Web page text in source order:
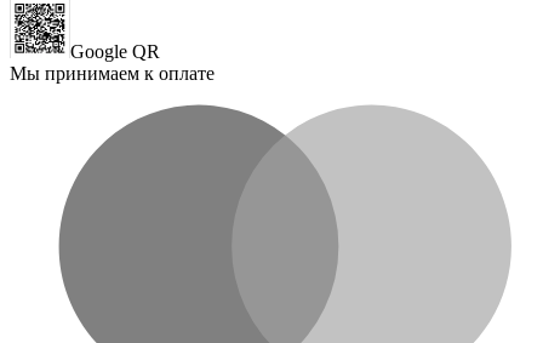
Google QR
Мы принимаем к оплате